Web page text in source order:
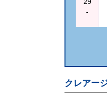
-
クレアー